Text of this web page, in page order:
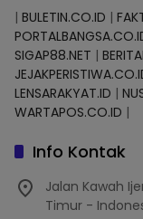
| BULETIN.CO.ID |
SIGAP88.NET |
LENSARAKYAT.ID |
WARTAPOS.CO.ID |
Info Kontak
Jalan Kawah
Timur -